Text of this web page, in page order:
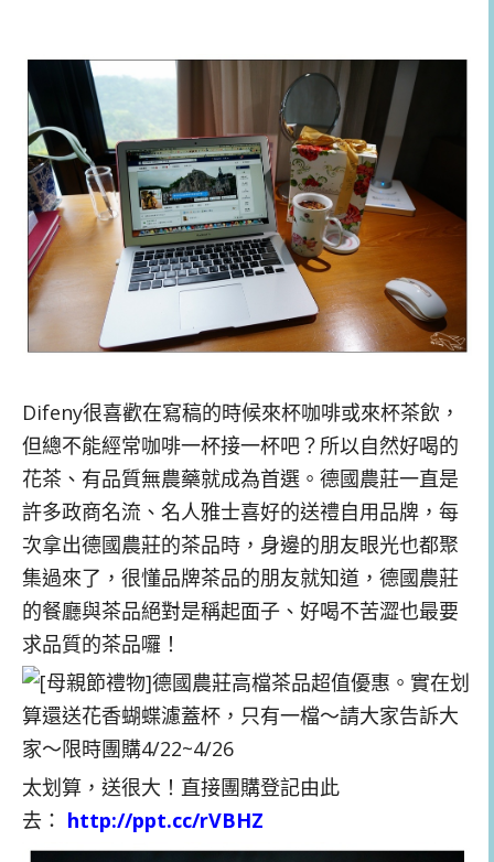
Difeny很喜歡在寫稿的時候來杯咖啡或來杯茶飲，
但總不能經常咖啡一杯接一杯吧？所以自然好喝的
花茶、有品質無農藥就成為首選。德國農莊一直是
許多政商名流、名人雅士喜好的送禮自用品牌，每
次拿出德國農莊的茶品時，身邊的朋友眼光也都聚
集過來了，很懂品牌茶品的朋友就知道，德國農莊
的餐廳與茶品絕對是稱起面子、好喝不苦澀也最要
求品質的茶品囉！
太划算，送很大！直接團購登記由此
去： http://ppt.cc/rVBHZ